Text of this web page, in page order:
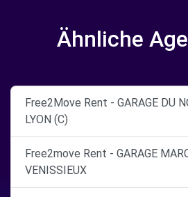
Ähnliche
Free2Move Rent - GARAGE DU
LYON (C)
Free2move Rent - GARAGE
VENISSIEUX